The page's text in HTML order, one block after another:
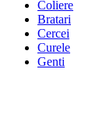
Coliere
Bratari
Cercei
Curele
Genti